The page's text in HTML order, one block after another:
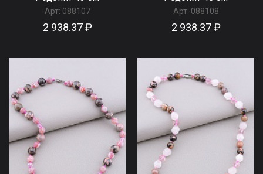
Арт: 088107
2 938.37 ₽
Арт: 088108
2 938.37 ₽